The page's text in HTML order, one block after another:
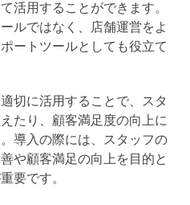
活用することができます。
ルではなく、店舗運営をよ
ートツールとしても役立て
切に活用することで、スタ
たり、顧客満足度の向上に
導入の際には、スタッフの
や顧客満足の向上を目的と
要です。